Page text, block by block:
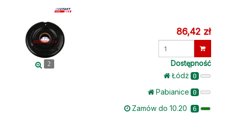
2
86,42 zł
Dostępność
Łódż 0
Pabianice 0
Zamów do 10.20 6